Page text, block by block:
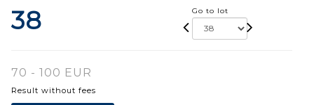
38 Go to lot
70 - 100 EUR
Result without fees